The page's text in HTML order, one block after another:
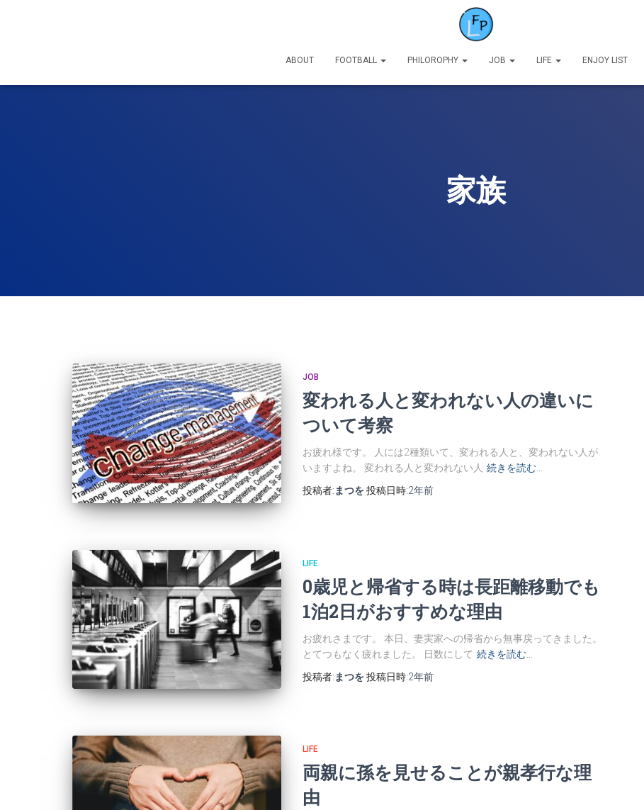
ABOUT FOOTBALL PHILOROPHY JOB LIFE ENJOY LIST
家族
JOB
変われる人と変われない人の違いに
ついて考察
お疲れ様です。 人には2種類いて、変われる人と、変われない人が
いますよね。 変われる人と変われない人 続きを読む…
投稿者: まつを投稿日時:2年前
LIFE
0歳児と帰省する時は長距離移動でも
1泊2日がおすすめな理由
お疲れさまです。 本日、妻実家への帰省から無事戻ってきました。
とてつもなく疲れました。 日数にして 続きを読む…
投稿者: まつを投稿日時:2年前
LIFE
両親に孫を見せることが親孝行な理
由